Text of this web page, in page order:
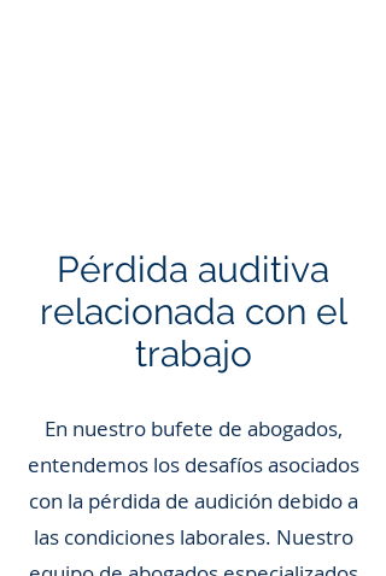
Pérdida auditiva
relacionada con el
trabajo
En nuestro bufete de abogados,
entendemos los desafíos asociados
con la pérdida de audición debido a
las condiciones laborales. Nuestro